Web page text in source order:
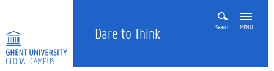
Dare to Think Search MENU